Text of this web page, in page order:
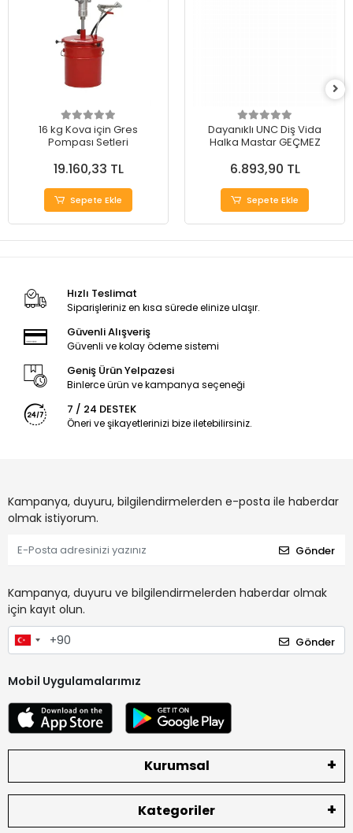
16 kg Kova için Gres
Pompası Setleri
19.160,33 TL
Sepete Ekle
Dayanıklı UNC Diş Vida
Halka Mastar GEÇMEZ
6.893,90 TL
Sepete Ekle
Hızlı Teslimat
Siparişleriniz en kısa sürede elinize ulaşır.
Güvenli Alışveriş
Güvenli ve kolay ödeme sistemi
Geniş Ürün Yelpazesi
Binlerce ürün ve kampanya seçeneği
7 / 24 DESTEK
Öneri ve şikayetlerinizi bize iletebilirsiniz.
Kampanya, duyuru, bilgilendirmelerden e-posta ile haberdar
olmak istiyorum.
Gönder
Kampanya, duyuru ve bilgilendirmelerden haberdar olmak
için kayıt olun.
Gönder
Mobil Uygulamalarımız
Kurumsal
Kategoriler